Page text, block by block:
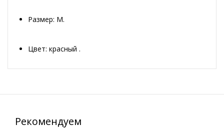
Размер: М.
Цвет: красный .
Рекомендуем